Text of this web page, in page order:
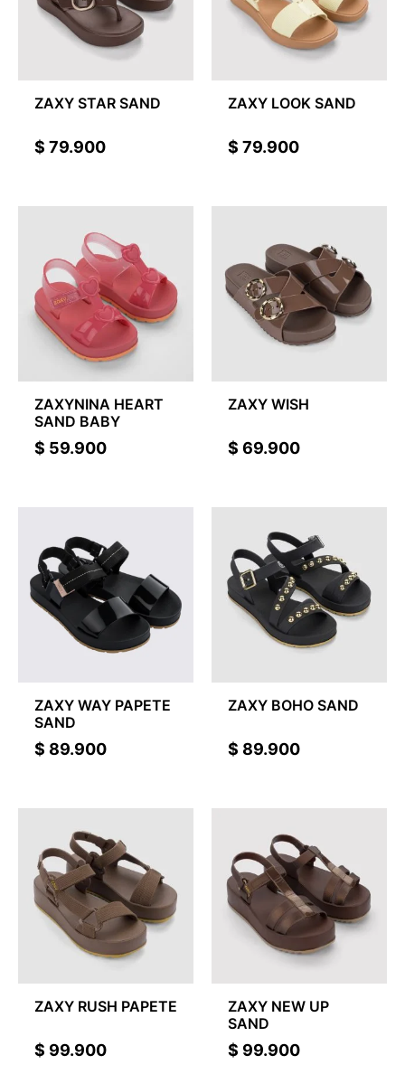
ZAXY STAR SAND
$ 79.900
ZAXY LOOK SAND
$ 79.900
ZAXYNINA HEART
SAND BABY
$ 59.900
ZAXY WISH
$ 69.900
ZAXY WAY PAPETE
SAND
$ 89.900
ZAXY BOHO SAND
$ 89.900
ZAXY RUSH PAPETE
$ 99.900
ZAXY NEW UP
SAND
$ 99.900